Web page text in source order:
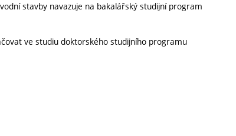
stavby navazuje na bakalářský studijní program
ve studiu doktorského studijního programu